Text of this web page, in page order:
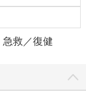
急救／復健